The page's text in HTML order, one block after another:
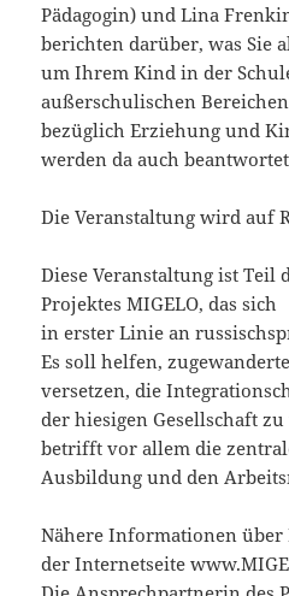
Pädagogin) und Lina
berichten darüber, was Sie
um Ihrem Kind in der
außerschulischen
bezüglich Erziehung und
werden da auch
Die Veranstaltung wird auf
Diese Veranstaltung ist Teil
Projektes MIGELO, das sich
in erster Linie an
Es soll helfen,
versetzen, die
der hiesigen Gesellschaft
betrifft vor allem die
Ausbildung und den
Nähere Informationen über
der Internetseite